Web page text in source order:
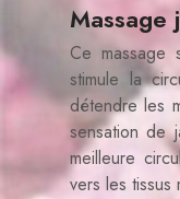
Massage
Ce massage
stimule la
détendre les
sensation de
meilleure
vers les tissus